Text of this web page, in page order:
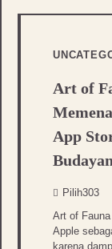
Art of
App
Pilih303
Art of
Apple
karena